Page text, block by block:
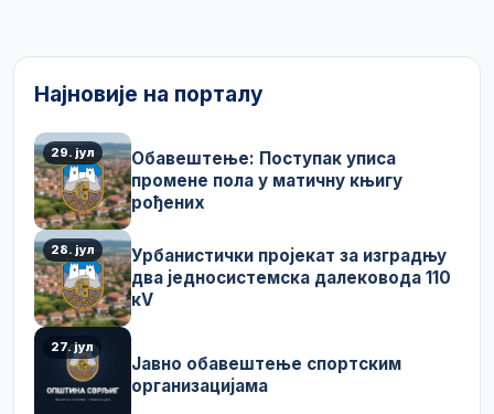
Најновије на порталу
29. јул
Обавештење: Поступак уписа
промене пола у матичну књигу
рођених
28. јул
Урбанистички пројекат за изградњу
два једносистемска далековода 110
кV
27. јул
Јавно обавештење спортским
организацијама